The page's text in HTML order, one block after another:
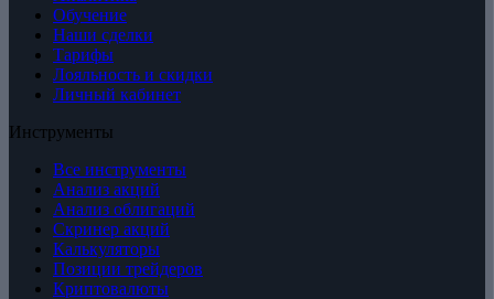
Обучение
Наши сделки
Тарифы
Лояльность и скидки
Личный кабинет
Инструменты
Все инструменты
Анализ акций
Анализ облигаций
Скринер акций
Калькуляторы
Позиции трейдеров
Криптовалюты